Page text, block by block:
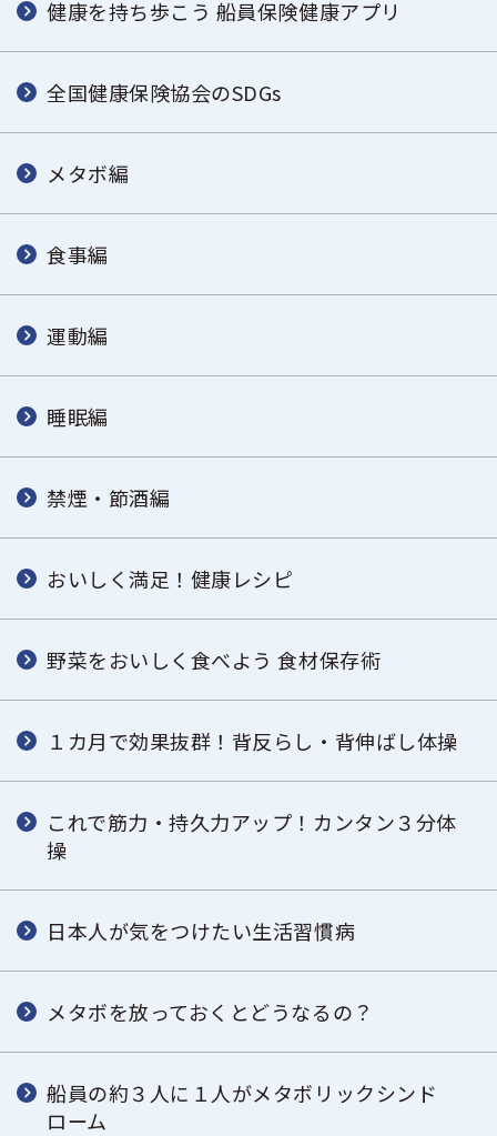
健康を持ち歩こう 船員保険健康アプリ
全国健康保険協会のSDGs
メタボ編
食事編
運動編
睡眠編
禁煙・節酒編
おいしく満足！健康レシピ
野菜をおいしく食べよう 食材保存術
１カ月で効果抜群！背反らし・背伸ばし体操
これで筋力・持久力アップ！カンタン３分体
操
日本人が気をつけたい生活習慣病
メタボを放っておくとどうなるの？
船員の約３人に１人がメタボリックシンド
ローム